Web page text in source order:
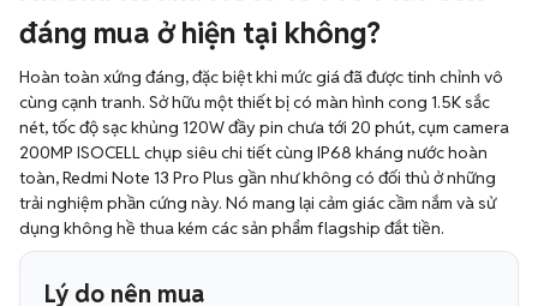
đáng mua ở hiện tại không?
Hoàn toàn xứng đáng, đặc biệt khi mức giá đã được tinh chỉnh vô
cùng cạnh tranh. Sở hữu một thiết bị có màn hình cong 1.5K sắc
nét, tốc độ sạc khủng 120W đầy pin chưa tới 20 phút, cụm camera
200MP ISOCELL chụp siêu chi tiết cùng IP68 kháng nước hoàn
toàn, Redmi Note 13 Pro Plus gần như không có đối thủ ở những
trải nghiệm phần cứng này. Nó mang lại cảm giác cầm nắm và sử
dụng không hề thua kém các sản phẩm flagship đắt tiền.
Lý do nên mua